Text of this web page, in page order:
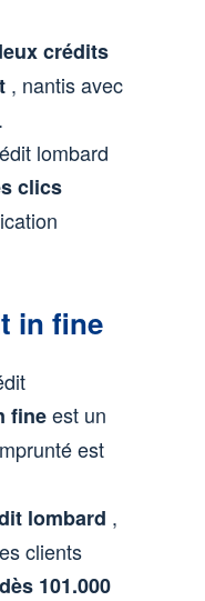
crédits
, nantis avec
lombard
clics
in fine
fineest un
est
lombard ,
clients
dès 101.000